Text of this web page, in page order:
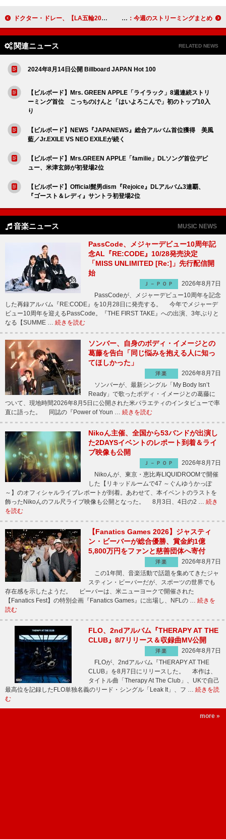
ドクター・ドレー、【LA五輪2028】にアーチェリー米代表として出場したいと語る「どんなことでもできそうな気がする」 Saucy Dog／Tani Yuukiが2億回再生突破：今週のストリーミングまとめ
関連ニュース RELATED NEWS
2024年8月14日公開 Billboard JAPAN Hot 100
【ビルボード】Mrs. GREEN APPLE「ライラック」8週連続ストリ
ーミング首位 こっちのけんと「はいよろこんで」初のトップ10入
り
【ビルボード】NEWS『JAPANEWS』総合アルバム首位獲得 美風
藍／Jr.EXILE VS NEO EXILEが続く
【ビルボード】Mrs.GREEN APPLE「familie」DLソング首位デビ
ュー、米津玄師が初登場2位
【ビルボード】Official髭男dism『Rejoice』DLアルバム3連覇、
『ゴースト＆レディ』サントラ初登場2位
音楽ニュース MUSIC NEWS
PassCode、メジャーデビュー10周年記
念AL『RE:CODE』10/28発売決定
「MISS UNLIMITED [Re:]」先行配信開
始
Ｊ－ＰＯＰ
2026年8月7日
PassCodeが、メジャーデビュー10周年を記念
した再録アルバム『RE:CODE』を10月28日に発売する。 今年でメジャーデ
ビュー10周年を迎えるPassCode。『THE FIRST TAKE』への出演、3年ぶりと
なる【SUMME … 続きを読む
ソンバー、自身のボディ・イメージとの
葛藤を告白「同じ悩みを抱える人に知っ
てほしかった」
洋楽
2026年8月7日
ソンバーが、最新シングル「My Body Isn’t
Ready」で歌ったボディ・イメージとの葛藤に
ついて、現地時間2026年8月5日に公開された米バラエティのインタビューで率
直に語った。 同誌の『Power of Youn … 続きを読む
Nikoん主催、全国から53バンドが出演し
た2DAYSイベントのレポート到着＆ライ
ブ映像も公開
Ｊ－ＰＯＰ
2026年8月7日
Nikoんが、東京・恵比寿LIQUIDROOMで開催
した【リキッドルームで47 ～ぐんゆうかっぽ
～】のオフィシャルライブレポートが到着。あわせて、本イベントのラストを
飾ったNikoんのフル尺ライブ映像も公開となった。 8月3日、4日の2 … 続き
を読む
【Fanatics Games 2026】ジャスティ
ン・ビーバーが総合優勝、賞金約1億
5,800万円をファンと慈善団体へ寄付
洋楽
2026年8月7日
この1年間、音楽活動で話題を集めてきたジャ
スティン・ビーバーだが、スポーツの世界でも
存在感を示したようだ。 ビーバーは、米ニューヨークで開催された
【Fanatics Fest】の特別企画『Fanatics Games』に出場し、NFLの … 続きを
読む
FLO、2ndアルバム『THERAPY AT THE
CLUB』8/7リリース＆収録曲MV公開
洋楽
2026年8月7日
FLOが、2ndアルバム『THERAPY AT THE
CLUB』を8月7日にリリースした。 本作は、
タイトル曲「Therapy At The Club」、UKで自己
最高位を記録したFLO単独名義のリード・シングル「Leak It」、フ … 続きを読
む
more »